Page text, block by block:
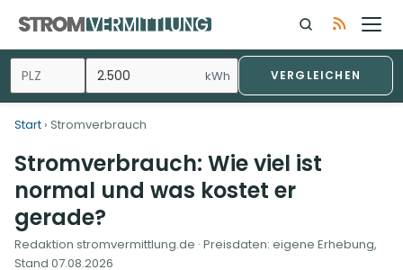
Inhalt
springen
kWh VERGLEICHEN
Start › Stromverbrauch
Stromverbrauch: Wie viel ist
normal und was kostet er
gerade?
Redaktion stromvermittlung.de · Preisdaten: eigene Erhebung,
Stand 07.08.2026